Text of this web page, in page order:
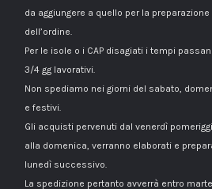
da aggiungere a quello per la preparazione
dell’ordine.
Per le isole o i CAP disagiati i tempi
3/4 gg lavorativi.
Non spediamo nei giorni del sabato,
e festivi.
Gli acquisti pervenuti dal venerdì
alla domenica, verranno elaborati e
lunedì successivo.
La spedizione pertanto avverrà entro